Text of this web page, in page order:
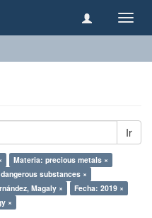
Ir
Materia: precious metals ×
substances ×
Magaly ×
Fecha: 2019 ×
×